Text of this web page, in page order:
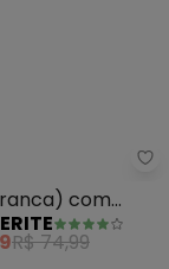
Size em
com
Plus Size
R$ 74,99